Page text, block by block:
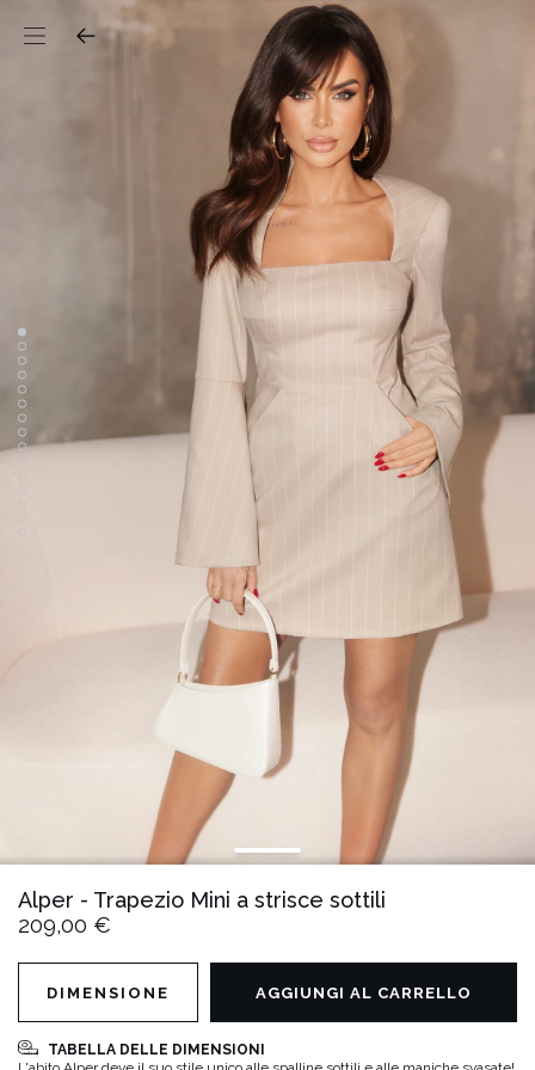
Alper - Trapezio Mini a strisce sottili
209,00 €
TABELLA DELLE DIMENSIONI
DIMENSIONE AGGIUNGI AL CARRELLO